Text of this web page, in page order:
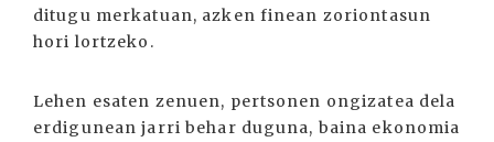
ditugu merkatuan, azken finean zoriontasun
hori lortzeko.
Lehen esaten zenuen, pertsonen ongizatea dela
erdigunean jarri behar duguna, baina ekonomia